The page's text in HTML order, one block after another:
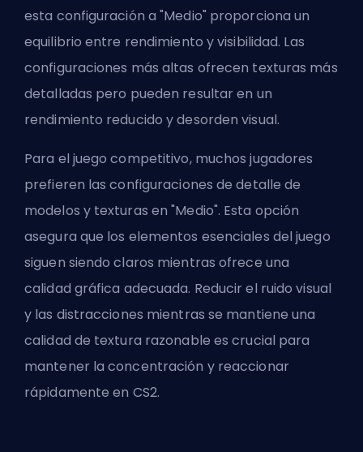
esta configuración a "Medio" proporciona un
equilibrio entre rendimiento y visibilidad. Las
configuraciones más altas ofrecen texturas más
detalladas pero pueden resultar en un
rendimiento reducido y desorden visual.
Para el juego competitivo, muchos jugadores
prefieren las configuraciones de detalle de
modelos y texturas en "Medio". Esta opción
asegura que los elementos esenciales del juego
siguen siendo claros mientras ofrece una
calidad gráfica adecuada. Reducir el ruido visual
y las distracciones mientras se mantiene una
calidad de textura razonable es crucial para
mantener la concentración y reaccionar
rápidamente en CS2.